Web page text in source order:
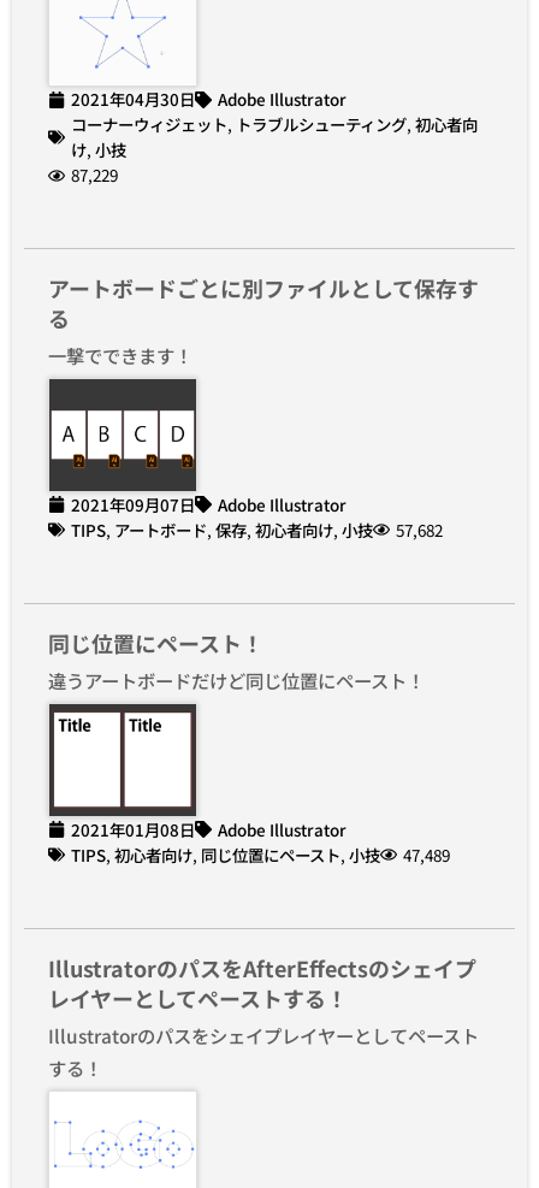
2021年04月30日
Adobe Illustrator
コーナーウィジェット, トラブルシューティング, 初心者向
け, 小技
87,229
アートボードごとに別ファイルとして保存す
る
一撃でできます！
2021年09月07日
Adobe Illustrator
TIPS, アートボード, 保存, 初心者向け, 小技 57,682
同じ位置にペースト！
違うアートボードだけど同じ位置にペースト！
2021年01月08日
Adobe Illustrator
TIPS, 初心者向け, 同じ位置にペースト, 小技 47,489
IllustratorのパスをAfterEffectsのシェイプ
レイヤーとしてペーストする！
Illustratorのパスをシェイプレイヤーとしてペースト
する！